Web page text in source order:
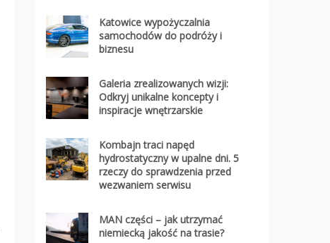
Katowice wypożyczalnia
samochodów do podróży i
biznesu
Galeria zrealizowanych wizji:
Odkryj unikalne koncepty i
inspiracje wnętrzarskie
Kombajn traci napęd
hydrostatyczny w upalne dni. 5
rzeczy do sprawdzenia przed
wezwaniem serwisu
MAN części – jak utrzymać
niemiecką jakość na trasie?